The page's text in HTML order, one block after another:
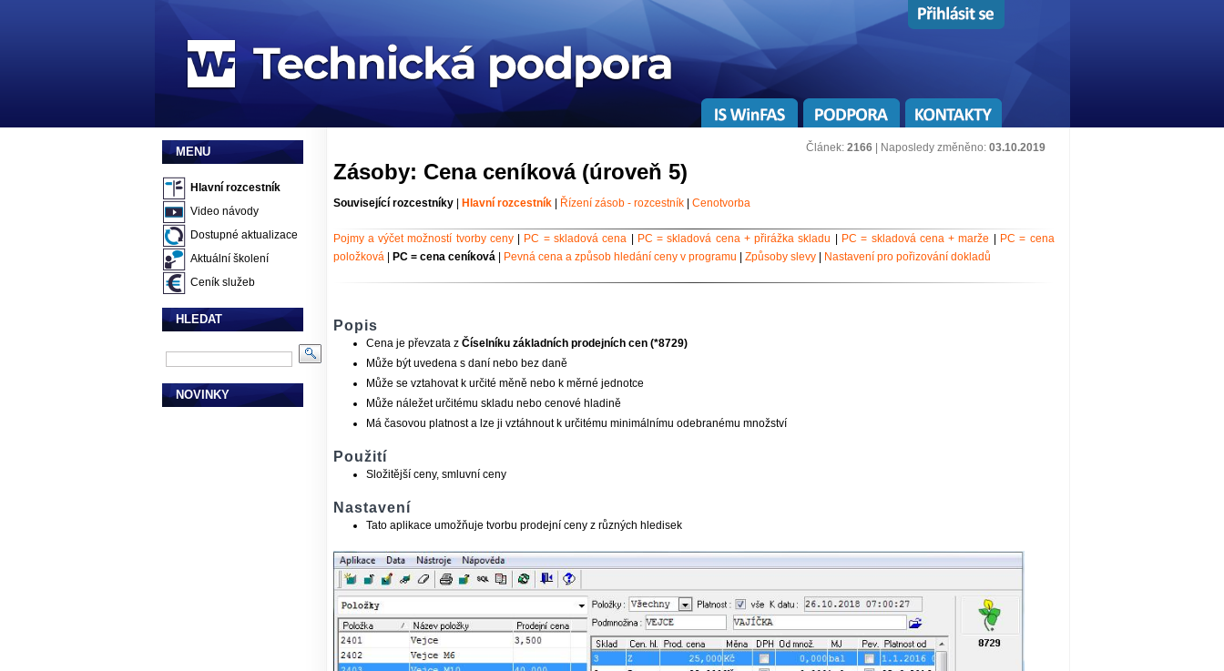
MENU
Hlavní rozcestník
Video návody
Dostupné aktualizace
Aktuální školení
Ceník služeb
HLEDAT
NOVINKY
Článek: 2166| Naposledy změněno: 03.10.2019
Zásoby: Cena ceníková (úroveň 5)
Související rozcestníky| Hlavní rozcestník Řízení zásob - rozcestník Cenotvorba
Pojmy a výčet možností tvorby ceny| PC = skladová cena PC = skladová cena + přirážka skladu PC = skladová cena + marže
PC = cena
položková| PC = cena ceníková| Pevná cena a způsob hledání ceny v programu Způsoby slevy| Nastavení pro pořizování dokladů
Popis
Cena je převzata z Číselníku základních prodejních cen (*8729)
Může být uvedena s daní nebo bez daně
Může se vztahovat k určité měně nebo k měrné jednotce
Může náležet určitému skladu nebo cenové hladině
Má časovou platnost a lze ji vztáhnout k určitému minimálnímu odebranému množství
Použití
Složitější ceny, smluvní ceny
Nastavení
Tato aplikace umožňuje tvorbu prodejní ceny z různých hledisek